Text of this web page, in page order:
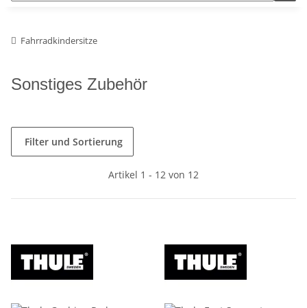
Fahrradkindersitze
Sonstiges Zubehör
Filter und Sortierung
Artikel 1 - 12 von 12